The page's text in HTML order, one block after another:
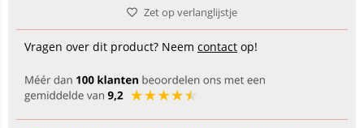
Zet op verlanglijstje
Vragen over dit product? Neem contact op!